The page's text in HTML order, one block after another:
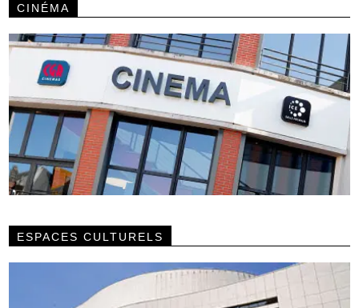
CINÉMA
ESPACES CULTURELS